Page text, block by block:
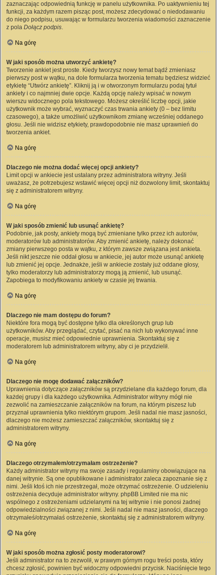
zaznaczając odpowiednią funkcję w panelu użytkownika. Po uaktywnieniu tej
funkcji, za każdym razem pisząc post, możesz zdecydować o niedodawaniu
do niego podpisu, usuwając w formularzu tworzenia wiadomości zaznaczenie
z pola Dołącz podpis.
Na górę
W jaki sposób można utworzyć ankietę?
Tworzenie ankiet jest proste. Kiedy tworzysz nowy temat bądź zmieniasz
pierwszy post w wątku, na dole formularza tworzenia tematu będziesz widzieć
etykietę “Utwórz ankietę”. Kliknij ją i w otworzonym formularzu podaj tytuł
ankiety i co najmniej dwie opcje. Każdą opcję należy wpisać w nowym
wierszu widocznego pola tekstowego. Możesz określić liczbę opcji, jakie
użytkownik może wybrać, wyznaczyć czas trwania ankiety (0 – bez limitu
czasowego), a także umożliwić użytkownikom zmianę wcześniej oddanego
głosu. Jeśli nie widzisz etykiety, prawdopodobnie nie masz uprawnień do
tworzenia ankiet.
Na górę
Dlaczego nie można dodać więcej opcji ankiety?
Limit opcji w ankiecie jest ustalany przez administratora witryny. Jeśli
uważasz, że potrzebujesz wstawić więcej opcji niż dozwolony limit, skontaktuj
się z administratorem witryny.
Na górę
W jaki sposób zmienić lub usunąć ankietę?
Podobnie, jak posty, ankiety mogą być zmieniane tylko przez ich autorów,
moderatorów lub administratorów. Aby zmienić ankietę, należy dokonać
zmiany pierwszego posta w wątku, z którym zawsze związana jest ankieta.
Jeśli nikt jeszcze nie oddał głosu w ankiecie, jej autor może usunąć ankietę
lub zmienić jej opcje. Jednakże, jeśli w ankiecie zostały już oddane głosy,
tylko moderatorzy lub administratorzy mogą ją zmienić, lub usunąć.
Zapobiega to modyfikowaniu ankiety w czasie jej trwania.
Na górę
Dlaczego nie mam dostępu do forum?
Niektóre fora mogą być dostępne tylko dla określonych grup lub
użytkowników. Aby przeglądać, czytać, pisać na nich lub wykonywać inne
operacje, musisz mieć odpowiednie uprawnienia. Skontaktuj się z
moderatorem lub administratorem witryny, aby ci je przydzielił.
Na górę
Dlaczego nie mogę dodawać załączników?
Uprawnienia dotyczące załączników są przydzielane dla każdego forum, dla
każdej grupy i dla każdego użytkownika. Administrator witryny mógł nie
zezwolić na zamieszczanie załączników na forum, na którym piszesz lub
przyznał uprawnienia tylko niektórym grupom. Jeśli nadal nie masz jasności,
dlaczego nie możesz zamieszczać załączników, skontaktuj się z
administratorem witryny.
Na górę
Dlaczego otrzymałem/otrzymałam ostrzeżenie?
Każdy administrator witryny ma swoje zasady i regulaminy obowiązujące na
danej witrynie. Są one opublikowane i administrator zaleca zapoznanie się z
nimi. Jeśli ktoś ich nie przestrzegał, może otrzymać ostrzeżenie. O udzieleniu
ostrzeżenia decyduje administrator witryny. phpBB Limited nie ma nic
wspólnego z ostrzeżeniami udzielanymi na tej witrynie i nie ponosi żadnej
odpowiedzialności związanej z nimi. Jeśli nadal nie masz jasności, dlaczego
otrzymałeś/otrzymałaś ostrzeżenie, skontaktuj się z administratorem witryny.
Na górę
W jaki sposób można zgłosić posty moderatorowi?
Jeśli administrator na to zezwolił, w prawym górnym rogu treści posta, który
chcesz zgłosić, powinien być widoczny odpowiedni przycisk. Naciśnięcie tego